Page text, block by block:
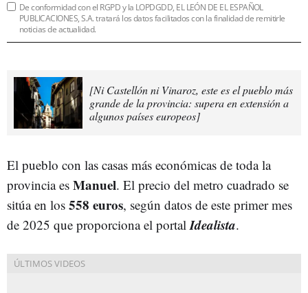
De conformidad con el RGPD y la LOPDGDD, EL LEÓN DE EL ESPAÑOL
PUBLICACIONES, S.A. tratará los datos facilitados con la finalidad de remitirle
noticias de actualidad.
[Ni Castellón ni Vinaroz, este es el pueblo más
grande de la provincia: supera en extensión a
algunos países europeos]
El pueblo con las casas más económicas de toda la
provincia es Manuel. El precio del metro cuadrado se
sitúa en los 558 euros, según datos de este primer mes
de 2025 que proporciona el portal Idealista.